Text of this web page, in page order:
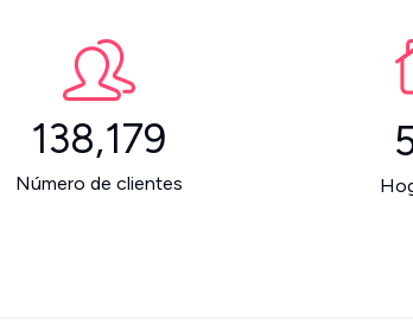
138,179
Número de clientes